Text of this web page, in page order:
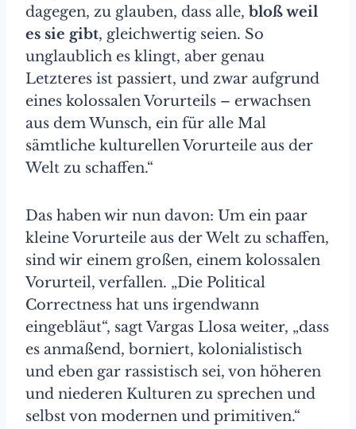
dagegen, zu glauben, dass alle, bloß weil
es sie gibt, gleichwertig seien. So
unglaublich es klingt, aber genau
Letzteres ist passiert, und zwar aufgrund
eines kolossalen Vorurteils – erwachsen
aus dem Wunsch, ein für alle Mal
sämtliche kulturellen Vorurteile aus der
Welt zu schaffen.“
Das haben wir nun davon: Um ein paar
kleine Vorurteile aus der Welt zu schaffen,
sind wir einem großen, einem kolossalen
Vorurteil, verfallen. „Die Political
Correctness hat uns irgendwann
eingebläut“, sagt Vargas Llosa weiter, „dass
es anmaßend, borniert, kolonialistisch
und eben gar rassistisch sei, von höheren
und niederen Kulturen zu sprechen und
selbst von modernen und primitiven.“